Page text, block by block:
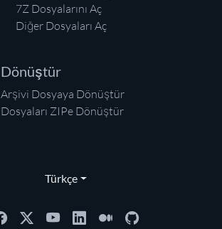
7Z Dosyalarını Aç
Diğer Dosyaları Aç
Dönüştür
Arşivi Dosyaya Dönüştür
Dosyaları ZIPe Dönüştür
Türkçe